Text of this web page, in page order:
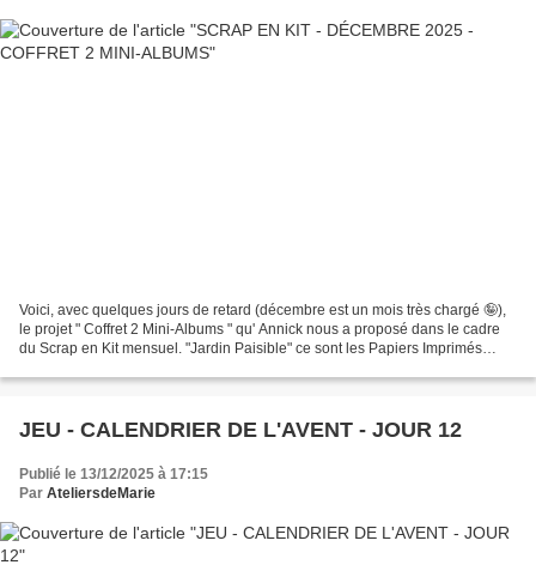
Voici, avec quelques jours de retard (décembre est un mois très chargé 🤪),
le projet " Coffret 2 Mini-Albums " qu' Annick nous a proposé dans le cadre
du Scrap en Kit mensuel. "Jardin Paisible" ce sont les Papiers Imprimés
JEU - CALENDRIER DE L'AVENT - JOUR 12
Publié le 13/12/2025 à 17:15
Par AteliersdeMarie